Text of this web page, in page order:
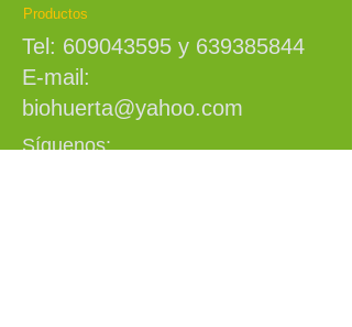
Productos
Tel: 609043595 y 639385844
E-mail:
biohuerta@yahoo.com
Síguenos: